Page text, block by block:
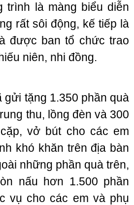
trình là màng biểu diễn
rất sôi động, kế tiếp là
được ban tổ chức trao
niên, nhi đồng.
gửi tặng 1.350 phần quà
thu, lồng đèn và 300
vở bút cho các em
khó khăn trên địa bàn
những phần quà trên,
nấu hơn 1.500 phần
vụ cho các em và phụ